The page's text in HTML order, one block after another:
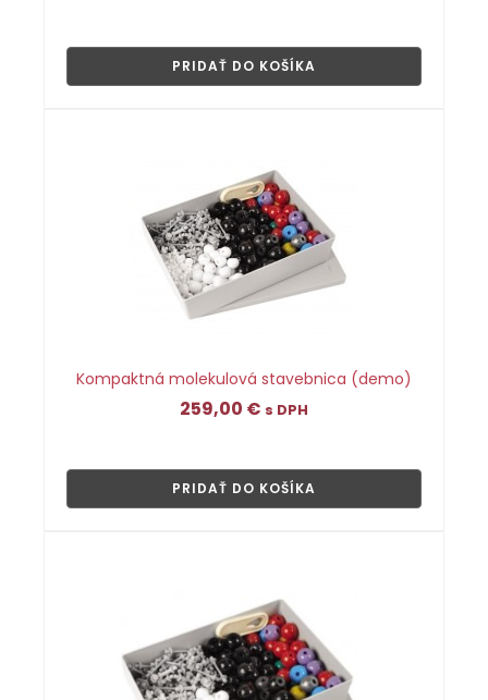
PRIDAŤ DO KOŠÍKA
Kompaktná molekulová stavebnica (demo)
259,00 € s DPH
PRIDAŤ DO KOŠÍKA